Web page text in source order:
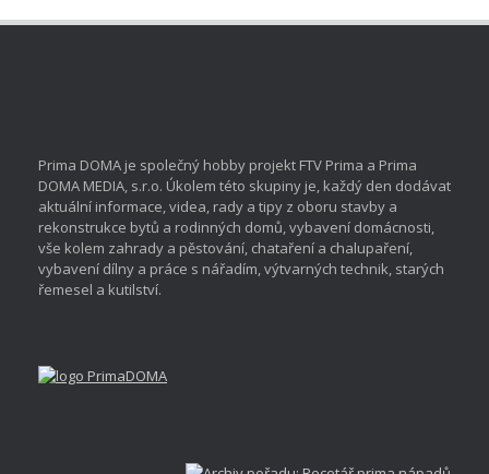
Prima DOMA je společný hobby projekt FTV Prima a Prima
DOMA MEDIA, s.r.o. Úkolem této skupiny je, každý den dodávat
aktuální informace, videa, rady a tipy z oboru stavby a
rekonstrukce bytů a rodinných domů, vybavení domácnosti,
vše kolem zahrady a pěstování, chataření a chalupaření,
vybavení dílny a práce s nářadím, výtvarných technik, starých
řemesel a kutilství.